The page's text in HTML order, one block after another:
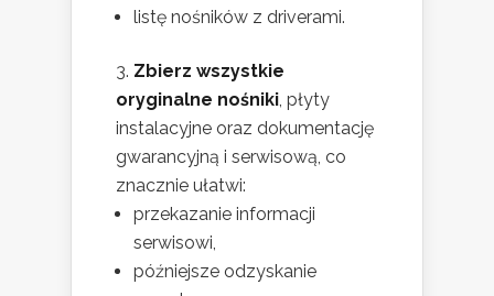
listę nośników z driverami.
Zbierz wszystkie
oryginalne nośniki, płyty
instalacyjne oraz dokumentację
gwarancyjną i serwisową, co
znacznie ułatwi:
przekazanie informacji
serwisowi,
późniejsze odzyskanie